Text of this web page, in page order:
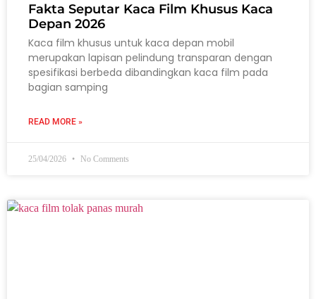
Fakta Seputar Kaca Film Khusus Kaca
Depan 2026
Kaca film khusus untuk kaca depan mobil
merupakan lapisan pelindung transparan dengan
spesifikasi berbeda dibandingkan kaca film pada
bagian samping
READ MORE »
25/04/2026 No Comments